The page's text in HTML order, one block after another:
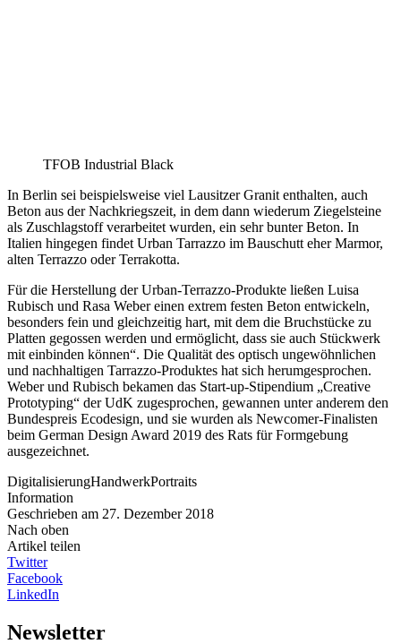
TFOB Industrial Black
In Berlin sei beispielsweise viel Lausitzer Granit enthalten, auch
Beton aus der Nachkriegszeit, in dem dann wiederum Ziegelsteine
als Zuschlagstoff verarbeitet wurden, ein sehr bunter Beton. In
Italien hingegen findet Urban Tarrazzo im Bauschutt eher Marmor,
alten Terrazzo oder Terrakotta.
Für die Herstellung der Urban-Terrazzo-Produkte ließen Luisa
Rubisch und Rasa Weber einen extrem festen Beton entwickeln,
besonders fein und gleichzeitig hart, mit dem die Bruchstücke zu
Platten gegossen werden und ermöglicht, dass sie auch Stückwerk
mit einbinden können“. Die Qualität des optisch ungewöhnlichen
und nachhaltigen Tarrazzo-Produktes hat sich herumgesprochen.
Weber und Rubisch bekamen das Start-up-Stipendium „Creative
Prototyping“ der UdK zugesprochen, gewannen unter anderem den
Bundespreis Ecodesign, und sie wurden als Newcomer-Finalisten
beim German Design Award 2019 des Rats für Formgebung
ausgezeichnet.
DigitalisierungHandwerkPortraits
Information
Geschrieben am 27. Dezember 2018
Nach oben
Artikel teilen
Twitter
Facebook
LinkedIn
Newsletter